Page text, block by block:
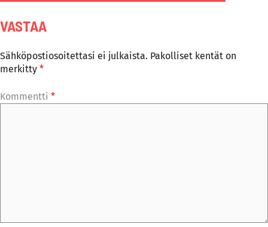
VASTAA
Sähköpostiosoitettasi ei julkaista. Pakolliset kentät on
merkitty *
Kommentti *